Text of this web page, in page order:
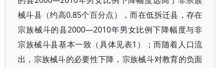
械斗县（约高0.85个百分点），而在低拆迁县，存在
宗族械斗的县2000—2010年男女比例下降幅度与非
宗族械斗县基本一致（具体见表1）；而随着人口流
出，宗族械斗的必要性下降，宗族械斗对教育的负面